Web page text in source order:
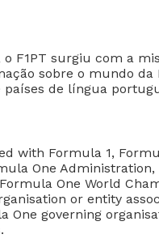
o F1PT surgiu com a
sobre o mundo da
países de língua
with Formula 1,
One
One World
or entity
One governing